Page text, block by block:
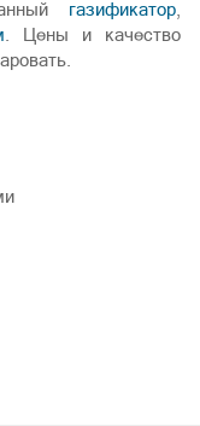
газификатор
. Цены и качество